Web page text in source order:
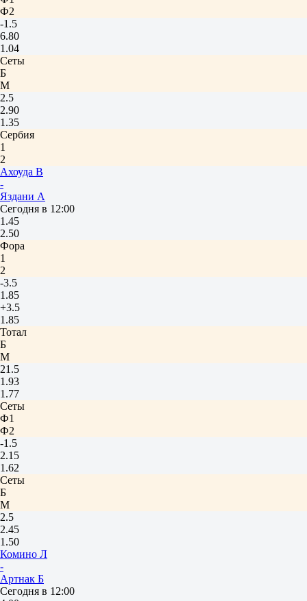
Ф2
-1.5
6.80
1.04
Сеты
Б
М
2.5
2.90
1.35
Сербия
1
2
Ахоуда В
-
Яздани А
Сегодня в 12:00
1.45
2.50
Фора
1
2
-3.5
1.85
+3.5
1.85
Тотал
Б
М
21.5
1.93
1.77
Сеты
Ф1
Ф2
-1.5
2.15
1.62
Сеты
Б
М
2.5
2.45
1.50
Комино Л
-
Артнак Б
Сегодня в 12:00